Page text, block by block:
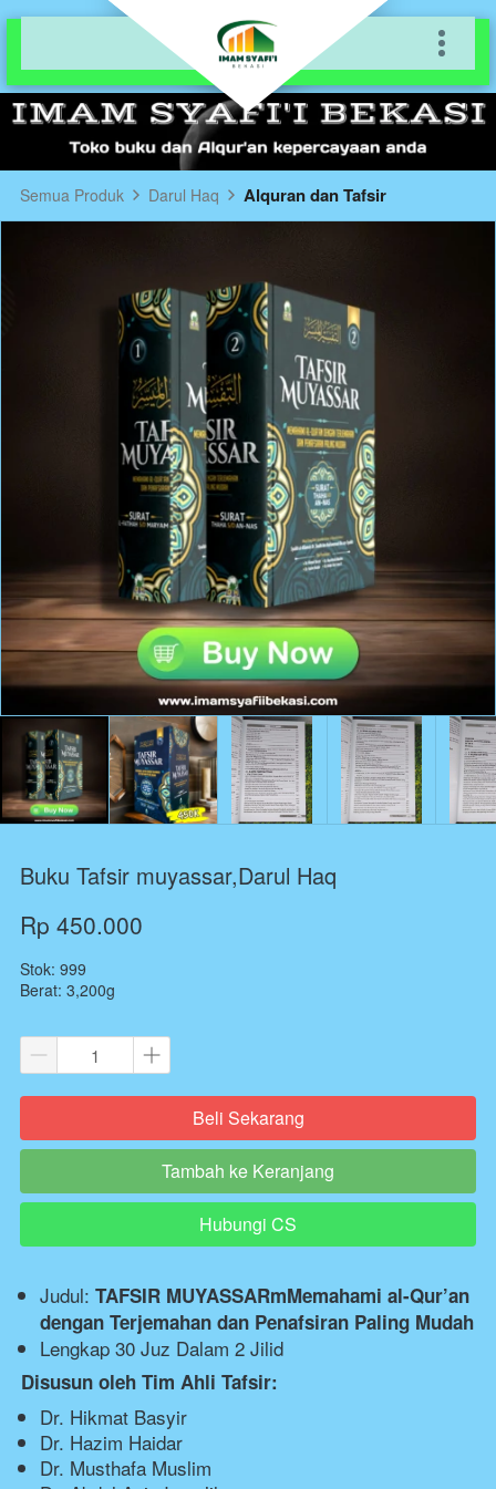
Semua Produk Darul Haq Alquran dan Tafsir
Buku Tafsir muyassar,Darul Haq
Rp 450.000
Stok: 999
Berat: 3,200g
`Beli Sekarang
`
Tambah ke Keranjang
`Hubungi CS
Judul: TAFSIR MUYASSARmMemahami al-Qur’an
dengan Terjemahan dan Penafsiran Paling Mudah
Lengkap 30 Juz Dalam 2 Jilid
Disusun oleh Tim Ahli Tafsir:
Dr. Hikmat Basyir
Dr. Hazim Haidar
Dr. Musthafa Muslim